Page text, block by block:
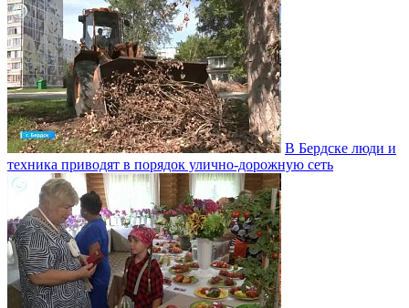
В Бердске люди и
техника приводят в порядок улично‑дорожную сеть